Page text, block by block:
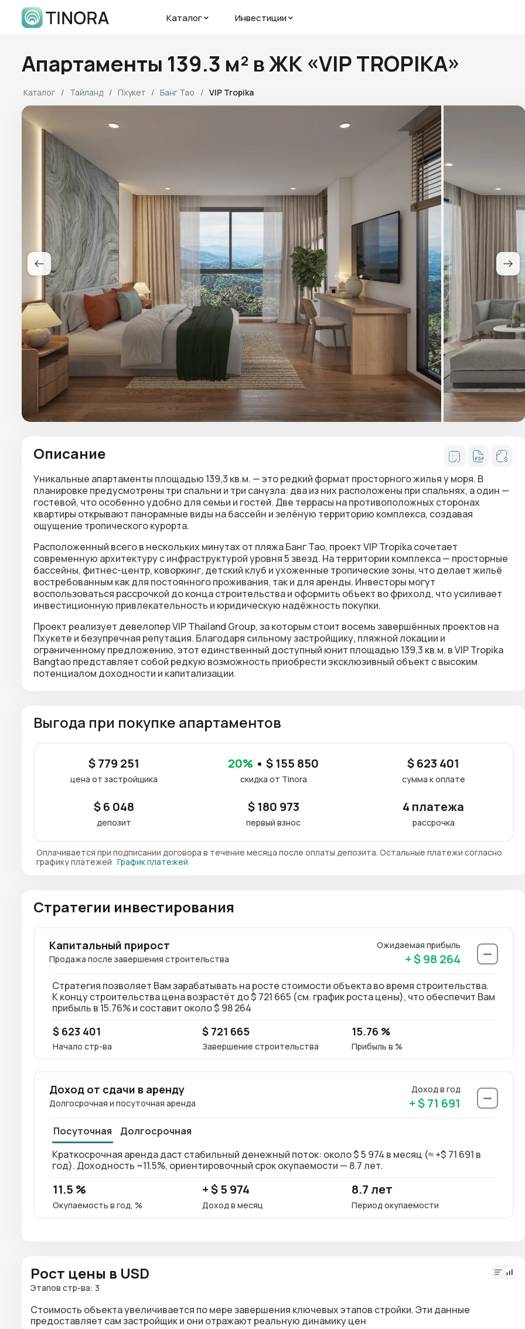
Каталог Инвестиции
Апартаменты 139.3 м² в ЖК «VIP TROPIKA»
Каталог Тайланд Пхукет Банг Тао VIP Tropika
Описание
Уникальные апартаменты площадью 139,3 кв.м. — это редкий формат просторного жилья у моря. В
планировке предусмотрены три спальни и три санузла: два из них расположены при спальнях, а один —
гостевой, что особенно удобно для семьи и гостей. Две террасы на противоположных сторонах
квартиры открывают панорамные виды на бассейн и зелёную территорию комплекса, создавая
ощущение тропического курорта.
Расположенный всего в нескольких минутах от пляжа Банг Тао, проектVIP Tropikaсочетает
современную архитектуру с инфраструктурой уровня 5 звезд. На территории комплекса — просторные
бассейны, фитнес-центр, коворкинг, детский клуб и ухоженные тропические зоны, что делает жильё
востребованным как для постоянного проживания, так и для аренды. Инвесторы могут
воспользоваться рассрочкой до конца строительстваи оформить объект вофрихолд, что усиливает
инвестиционную привлекательность и юридическую надёжность покупки.
Проект реализует девелоперVIP Thailand Group, за которым стоит восемь завершённых проектов на
Пхукете и безупречная репутация. Благодаря сильному застройщику, пляжной локации и
ограниченному предложению, этот единственный доступный юнит площадью 139,3 кв.м. вVIP Tropika
Bangtaoпредставляет собой редкую возможность приобрести эксклюзивный объект с высоким
потенциалом доходности и капитализации.
Выгода при покупке апартаментов
$ 779 251
цена от застройщика
20% • $ 155 850
скидка от Tinora
$ 623 401
сумма к оплате
$ 6 048
депозит
$ 180 973
первый взнос
4 платежа
рассрочка
Оплачивается при подписании договора в течение месяца после оплаты депозита. Остальные платежи согласно
графику платежей График платежей
Стратегии инвестирования
Капитальный прирост
Ожидаемая прибыль
Продажа после завершения строительства
+ $ 98 264
Стратегия позволяет Вам зарабатывать на росте стоимости объекта во время строительства.
К концу строительства цена возрастёт до $ 721 665 (см. график роста цены), что обеспечит Вам
прибыль в 15.76% и составит около $ 98 264
$ 623 401
Начало стр-ва
$ 721 665
Завершение строительства
15.76 %
Прибыль в %
Доход от сдачи в аренду
Доход в год
Долгосрочная и посуточная аренда
+ $ 71 691
Посуточная
Долгосрочная
Краткосрочная аренда даст стабильный денежный поток: около $ 5 974 в месяц (≈ +$ 71 691 в
год). Доходность ~11.5%, ориентировочный срок окупаемости — 8.7 лет.
11.5 %
Окупаемость в год, %
+ $ 5 974
Доход в месяц
8.7 лет
Период окупаемости
Рост цены в USD
Этапов стр-ва: 3
Стоимость объекта увеличивается по мере завершения ключевых этапов стройки. Эти данные
предоставляет сам застройщик и они отражают реальную динамику цен